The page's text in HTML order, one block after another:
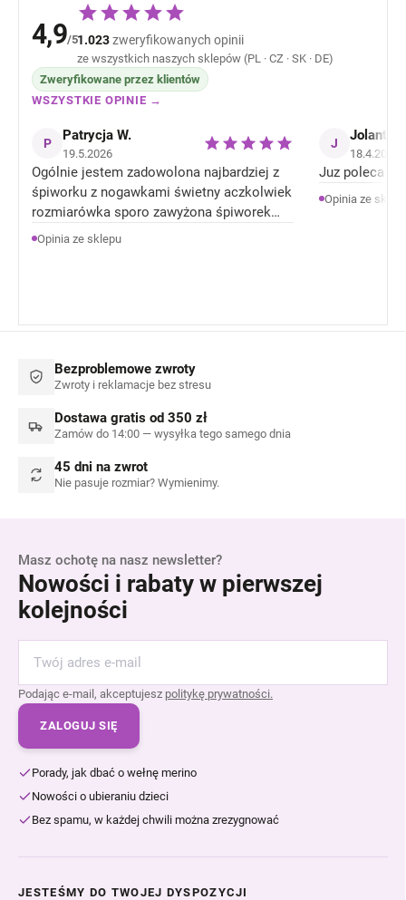
4,9/51.023zweryfikowanych opinii
ze wszystkich naszych sklepów (PL · CZ · SK · DE)
Zweryfikowane przez klientów
WSZYSTKIE OPINIE →
P Patrycja W.
19.5.2026
Ogólnie jestem zadowolona najbardziej z
śpiworku z nogawkami świetny aczkolwiek
rozmiarówka sporo zawyżona śpiworek
rozmiar 92 jest jak 104 rozmiar . Ale
Opinia ze sklepu
J Jolanta
18.4.2026
Juz poleca
Opinia ze
Bezproblemowe zwroty
Zwroty i reklamacje bez stresu
Dostawa gratis od 350 zł
Zamów do 14:00 — wysyłka tego samego dnia
45 dni na zwrot
Nie pasuje rozmiar? Wymienimy.
Masz ochotę na nasz newsletter?
Nowości i rabaty w pierwszej
kolejności
Podając e-mail, akceptujesz politykę prywatności.
ZALOGUJ SIĘ
Porady, jak dbać o wełnę merino
Nowości o ubieraniu dzieci
Bez spamu, w każdej chwili można zrezygnować
JESTEŚMY DO TWOJEJ DYSPOZYCJI